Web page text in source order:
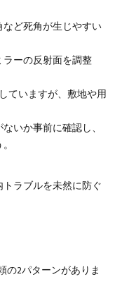
ど死角が生じやすい
ーの反射面を調整
ていますが、敷地や用
いか事前に確認し、
ラブルを未然に防ぐ
の2パターンがありま